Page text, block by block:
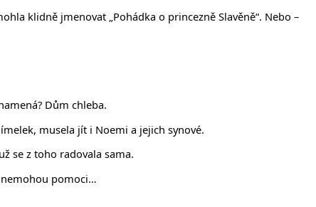
klidně jmenovat „Pohádka o princezně Slavěně“. Nebo –
Dům chleba.
musela jít i Noemi a jejich synové.
se z toho radovala sama.
nemohou pomoci…